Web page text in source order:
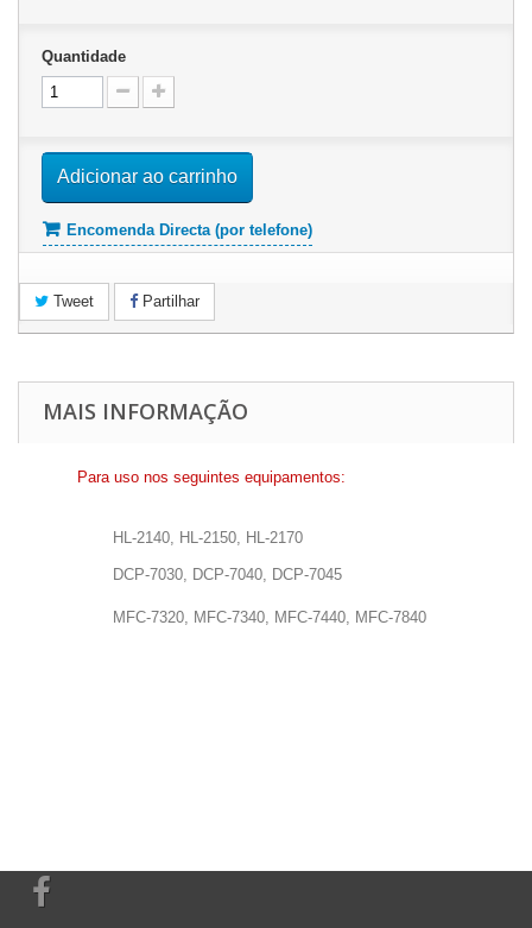
Quantidade
Adicionar ao carrinho
Encomenda Directa (por telefone)
Tweet Partilhar
MAIS INFORMAÇÃO
Para uso nos seguintes equipamentos:
HL-2140, HL-2150, HL-2170
DCP-7030, DCP-7040, DCP-7045
MFC-7320, MFC-7340, MFC-7440, MFC-7840